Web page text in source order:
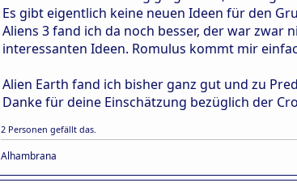
Es gibt eigentlich keine neuen Ideen für den
Aliens 3 fand ich da noch besser, der war
interessanten Ideen. Romulus kommt mir
Alien Earth fand ich bisher ganz gut und zu
Danke für deine Einschätzung bezüglich der
2 Personen gefällt das.
Alhambrana